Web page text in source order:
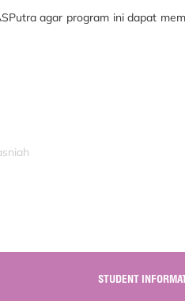
agar program ini dapat
STUDENT